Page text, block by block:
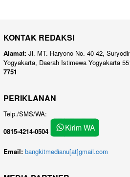
KONTAK REDAKSI
Alamat: Jl. MT. Haryono No. 40-42,
Yogyakarta, Daerah Istimewa Yogyakarta
7751
PERIKLANAN
Telp./SMS/WA:
0815-4214-0504
Email: bangkitmedianu[at]gmail.com